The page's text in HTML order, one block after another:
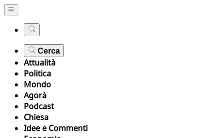
Cerca
Attualità
Politica
Mondo
Agorà
Podcast
Chiesa
Idee e Commenti